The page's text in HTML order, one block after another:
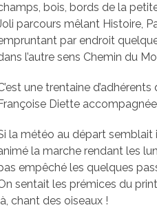
bois, bords de la
parcours mêlant Histoire,
par endroit
l’autre sens Chemin du
une trentaine
Françoise Diette
la météo au départ semblait
la marche rendant les
empêché les quelques
sentait les prémices du
chant des oiseaux !